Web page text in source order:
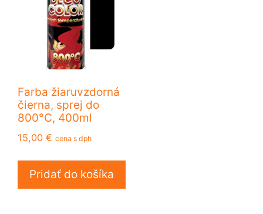
Farba žiaruvzdorná
čierna, sprej do
800°C, 400ml
15,00 € cena s dph
Pridať do košíka